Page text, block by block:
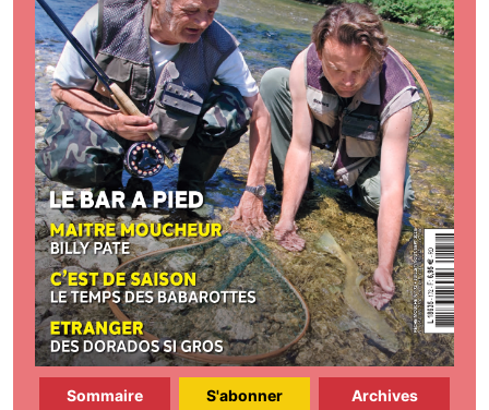
Sommaire S'abonner Archives